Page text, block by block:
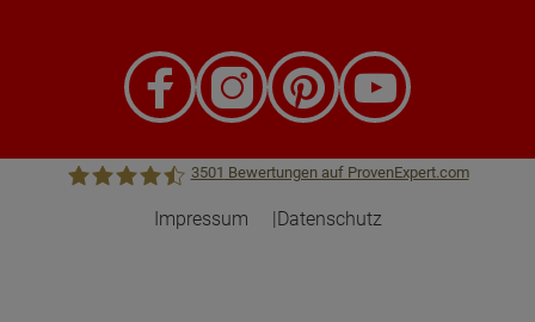
3501 Bewertungen auf ProvenExpert.com
Impressum Datenschutz